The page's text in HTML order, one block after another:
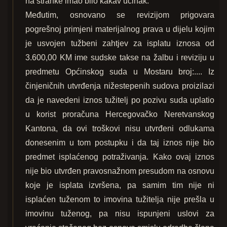
Međutim, osnovano se revizijom prigovara
pogrešnoj primjeni materijalnog prava u dijelu kojim
je usvojen tužbeni zahtjev za isplatu iznosa od
3.600,00 KM ime sudske takse na žalbu i reviziju u
predmetu Općinskog suda u Mostaru broj:.... Iz
činjeničnih utvrđenja nižestepenih sudova proizilazi
da je navedeni iznos tužitelj po pozivu suda uplatio
u korist proračuna Hercegovačko Neretvanskog
Kantona, da ovi troškovi nisu utvrđeni odlukama
donesenim u tom postupku i da taj iznos nije bio
predmet isplaćenog potraživanja. Kako ovaj iznos
nije bio utvrđen pravosnažnom presudom na osnovu
koje je isplata izvršena, pa samim tim nije ni
isplaćen tuženom to imovina tužitelja nije prešla u
imovinu tuženog, pa nisu ispunjeni uslovi za